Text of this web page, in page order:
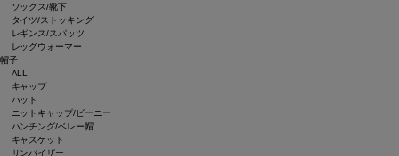
ソックス/靴下
タイツ/ストッキング
レギンス/スパッツ
レッグウォーマー
帽子
ALL
キャップ
ハット
ニットキャップ/ビーニー
ハンチング/ベレー帽
キャスケット
サンバイザー